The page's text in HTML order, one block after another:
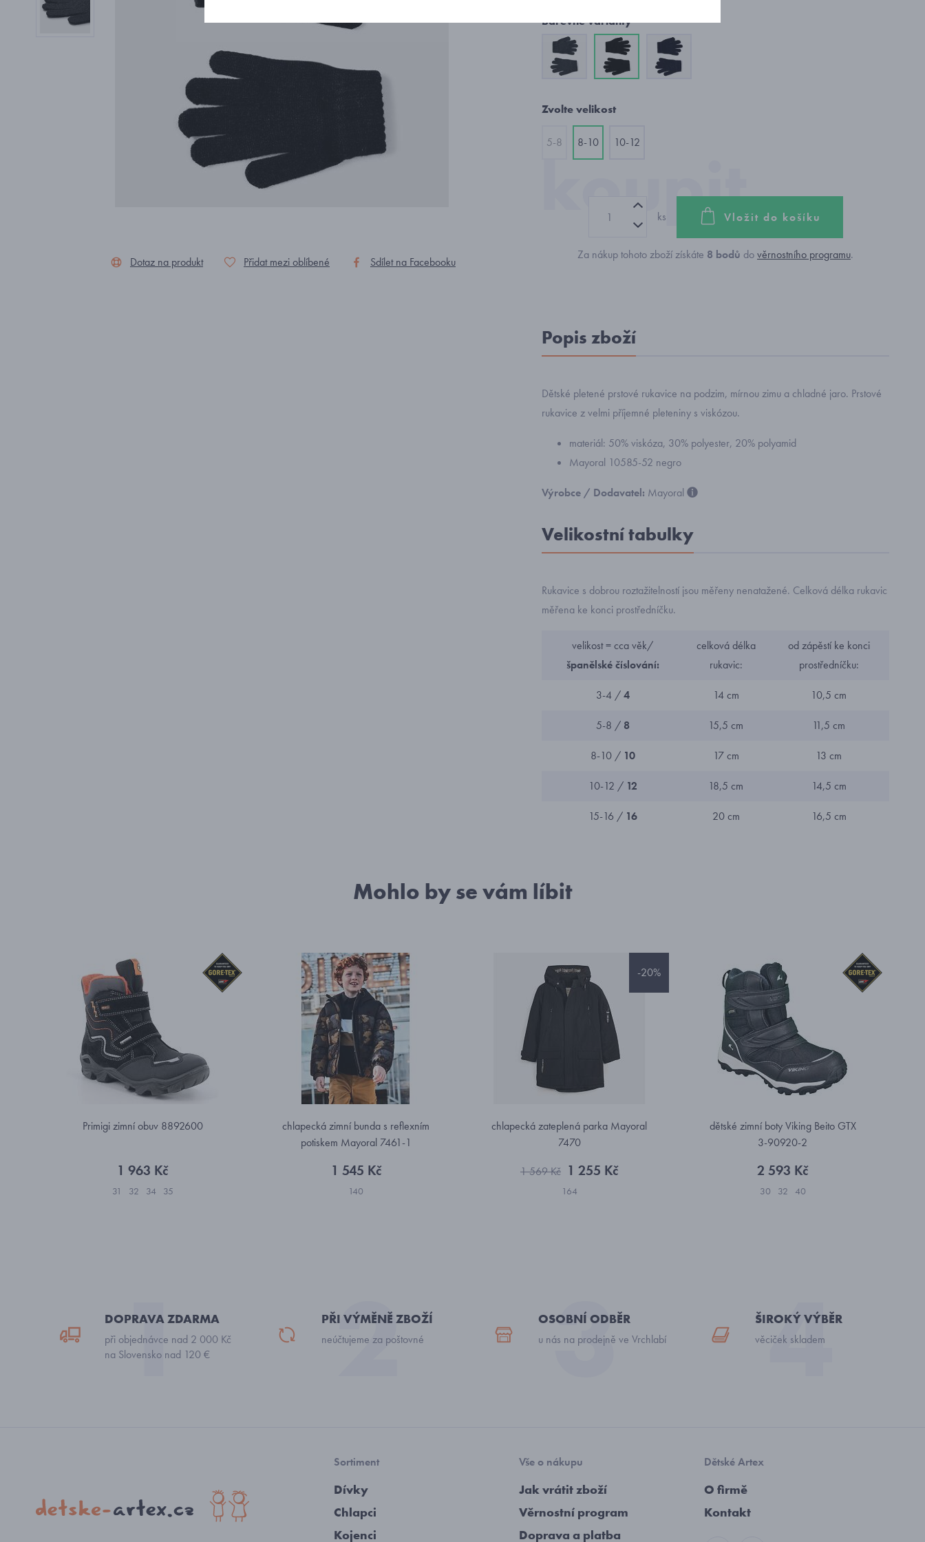
Dotaz na produkt Přidat mezi oblíbené Sdílet na Facebooku
Barevné varianty
Zvolte velikost
5-8 8-10 10-12
ks Vložit do košíku
Za nákup tohoto zboží získáte 8 bodů dověrnostního programu.
Popis zboží
Dětské pletené prstové rukavice na podzim, mírnou zimu a chladné jaro. Prstové
rukavice z velmi příjemné pleteniny s viskózou.
materiál: 50% viskóza, 30% polyester, 20% polyamid
Mayoral 10585-52 negro
Výrobce / Dodavatel: Mayoral
Velikostní tabulky
Rukavice s dobrou roztažitelností jsou měřeny nenatažené. Celková délka rukavic
měřena ke konci prostředníčku.
velikost = cca věk/
španělské číslování:
celková délka
rukavic:
od zápěstí ke konci
prostředníčku:
3-4 /4 14 cm 10,5 cm
5-8 /8 15,5 cm 11,5 cm
8-10 / 10 17 cm 13 cm
10-12 / 12 18,5 cm 14,5 cm
15-16 / 16 20 cm 16,5 cm
Mohlo by se vám líbit
Primigi zimní obuv 8892600
1 963 Kč
31 32 34 35
chlapecká zimní bunda s reflexním
potiskem Mayoral 7461-1
1 545 Kč
140
-20%
chlapecká zateplená parka Mayoral
7470
1 569 Kč 1 255 Kč
164
dětské zimní boty Viking Beito GTX
3-90920-2
2 593 Kč
30 32 40
DOPRAVA ZDARMA
při objednávce nad 2 000 Kč
na Slovensko nad 120 €
PŘI VÝMĚNĚ ZBOŽÍ
neúčtujeme za poštovné
OSOBNÍ ODBĚR
u nás na prodejně ve Vrchlabí
ŠIROKÝ VÝBĚR
věciček skladem
Sortiment
Dívky
Chlapci
Kojenci
Vše o nákupu
Jak vrátit zboží
Věrnostní program
Doprava a platba
Dětské Artex
O firmě
Kontakt